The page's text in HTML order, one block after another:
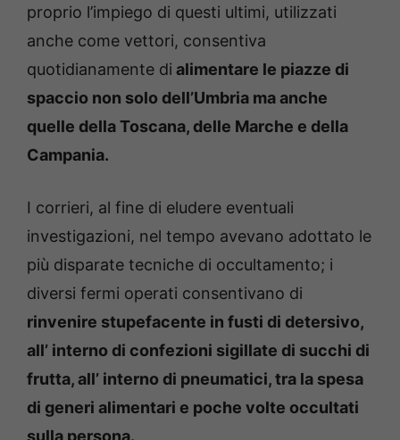
proprio l’impiego di questi ultimi, utilizzati
anche come vettori, consentiva
quotidianamente di alimentare le piazze di
spaccio non solo dell’Umbria ma anche
quelle della Toscana, delle Marche e della
Campania.
I corrieri, al fine di eludere eventuali
investigazioni, nel tempo avevano adottato le
più disparate tecniche di occultamento; i
diversi fermi operati consentivano di
rinvenire stupefacente in fusti di detersivo,
all’ interno di confezioni sigillate di succhi di
frutta, all’ interno di pneumatici, tra la spesa
di generi alimentari e poche volte occultati